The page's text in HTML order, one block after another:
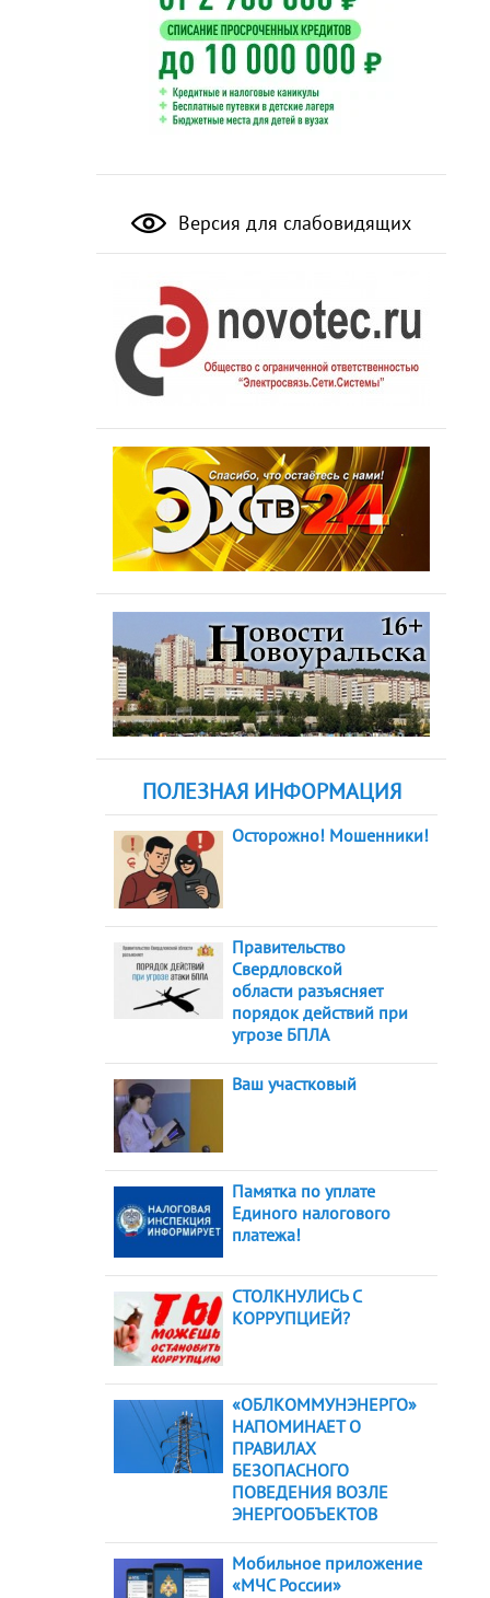
Версия для слабовидящих
ПОЛЕЗНАЯ ИНФОРМАЦИЯ
Осторожно! Мошенники!
Правительство
Свердловской
области разъясняет
порядок действий при
угрозе БПЛА
Ваш участковый
Памятка по уплате
Единого налогового
платежа!
СТОЛКНУЛИСЬ С
КОРРУПЦИЕЙ?
«ОБЛКОММУНЭНЕРГО»
НАПОМИНАЕТ О
ПРАВИЛАХ
БЕЗОПАСНОГО
ПОВЕДЕНИЯ ВОЗЛЕ
ЭНЕРГООБЪЕКТОВ
Мобильное приложение
«МЧС России»